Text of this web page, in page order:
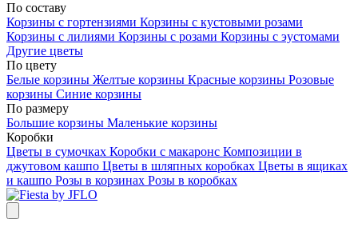
По составу
Корзины с гортензиями Корзины с кустовыми розами
Корзины с лилиями Корзины с розами Корзины с эустомами
Другие цветы
По цвету
Белые корзины Желтые корзины Красные корзины Розовые
корзины Синие корзины
По размеру
Большие корзины Маленькие корзины
Коробки
Цветы в сумочках Коробки с макаронс Композиции в
джутовом кашпо Цветы в шляпных коробках Цветы в ящиках
и кашпо Розы в корзинах Розы в коробках